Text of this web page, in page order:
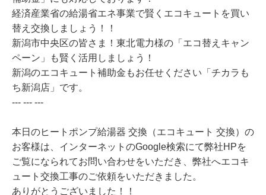
経済産業省の給湯省エネ事業で賢くエコキュートを買い
替え交換しましょう！！
新潟市中央区の皆さま！東北電力様の「エコ替えキャン
ペーン」も賢く活用しましょう！
新潟のエコキュート補助金もお任せください「チカラも
ち新潟店」です。
--- --- ---
本日のヒートポンプ給湯器 交換（エコキュート 交換）の
お客様は、インターネットのGoogle検索にて弊社HPを
ご覧になられてお問い合わせをいただき、弊社へエコキ
ュート交換工事のご依頼をいただきました。
ありがとうございました！！